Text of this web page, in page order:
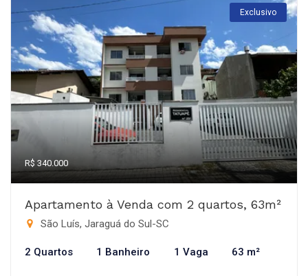
Exclusivo
R$ 340.000
Apartamento à Venda com 2 quartos, 63m²
São Luís, Jaraguá do Sul-SC
2 Quartos 1 Banheiro 1 Vaga 63 m²